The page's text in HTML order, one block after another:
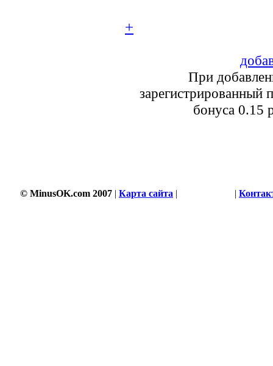
+
При
зарегистрированный
бонуса 0.15
© MinusOK.com 2007 | Карта сайта | |